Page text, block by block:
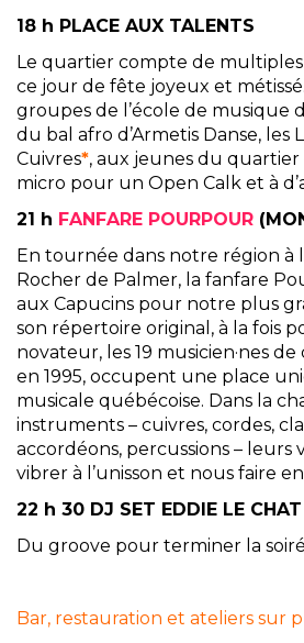
18 h PLACE AUX TALENTS
Le quartier compte de
ce jour de fête joyeux et
groupes de l’école de musique
du bal afro d’Armetis Danse, les
Cuivres*, aux jeunes du
micro pour un Open Calk et à
21 h FANFARE POURPOUR
En tournée dans notre région à
Rocher de Palmer, la fanfare
aux Capucins pour notre plus
son répertoire original, à la fois
novateur, les 19 musicien·nes
en 1995, occupent une place
musicale québécoise. Dans la
instruments – cuivres, cordes,
accordéons, percussions – leurs
vibrer à l’unisson et nous faire
22 h 30 DJ SET EDDIE LE CHAT
Du groove pour terminer la
Bar, restauration et ateliers sur